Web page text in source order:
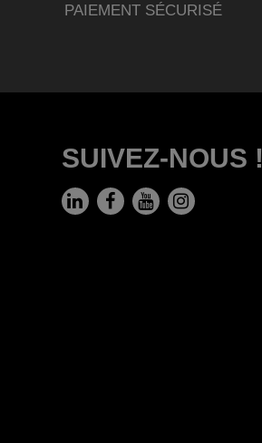
PAIEMENT SÉCURISÉ
SUIVEZ-NOUS !